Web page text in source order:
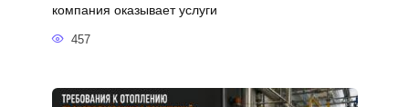
компания оказывает услуги
457